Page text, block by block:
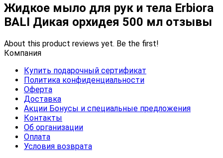
Жидкое мыло для рук и тела Erbiora
BALI Дикая орхидея 500 мл отзывы
About this product reviews yet. Be the first!
Компания
Купить подарочный сертификат
Политика конфиденциальности
Оферта
Доставка
Акции Бонусы и специальные предложения
Контакты
Об организации
Оплата
Условия возврата